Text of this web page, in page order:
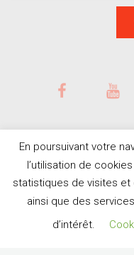
©
En poursuivant votre
l’utilisation de
statistiques de visites
ainsi que des
d’intérêt.